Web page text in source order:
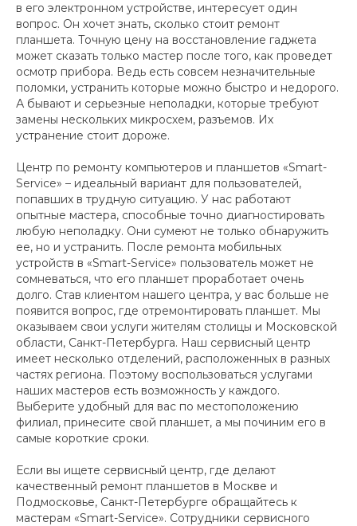
в его электронном устройстве, интересует один
вопрос. Он хочет знать, сколько стоит ремонт
планшета. Точную цену на восстановление гаджета
может сказать только мастер после того, как проведет
осмотр прибора. Ведь есть совсем незначительные
поломки, устранить которые можно быстро и недорого.
А бывают и серьезные неполадки, которые требуют
замены нескольких микросхем, разъемов. Их
устранение стоит дороже.
Центр по ремонту компьютеров и планшетов «Smart-
Service» – идеальный вариант для пользователей,
попавших в трудную ситуацию. У нас работают
опытные мастера, способные точно диагностировать
любую неполадку. Они сумеют не только обнаружить
ее, но и устранить. После ремонта мобильных
устройств в «Smart-Service» пользователь может не
сомневаться, что его планшет проработает очень
долго. Став клиентом нашего центра, у вас больше не
появится вопрос, где отремонтировать планшет. Мы
оказываем свои услуги жителям столицы и Московской
области, Санкт-Петербурга. Наш сервисный центр
имеет несколько отделений, расположенных в разных
частях региона. Поэтому воспользоваться услугами
наших мастеров есть возможность у каждого.
Выберите удобный для вас по местоположению
филиал, принесите свой планшет, а мы починим его в
самые короткие сроки.
Если вы ищете сервисный центр, где делают
качественный ремонт планшетов в Москве и
Подмосковье, Санкт-Петербурге обращайтесь к
мастерам «Smart-Service». Сотрудники сервисного